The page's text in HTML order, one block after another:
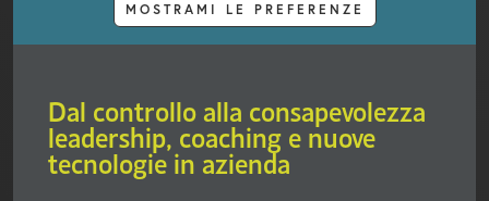
MOSTRAMI LE PREFERENZE
Dal controllo alla consapevolezza
leadership, coaching e nuove
tecnologie in azienda